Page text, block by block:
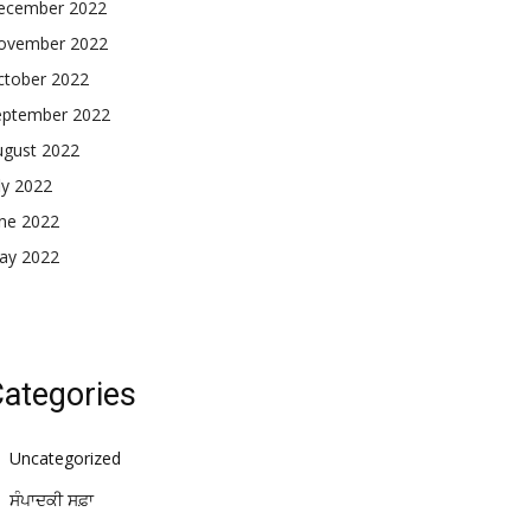
2022
2022
2022
2022
2022
2022
2022
2022
Uncategorized
ਸੰਪਾਦਕੀ ਸਫ਼ਾ